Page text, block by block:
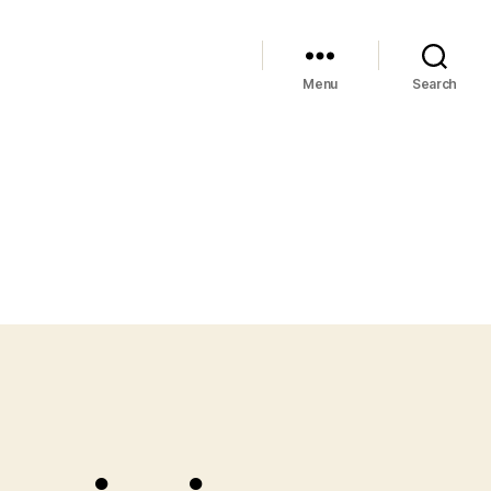
Menu Search